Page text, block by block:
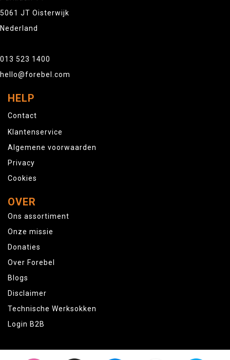
5061 JT Oisterwijk
Nederland
013 523 1400
hello@forebel.com
HELP
Contact
Klantenservice
Algemene voorwaarden
Privacy
Cookies
OVER
Ons assortiment
Onze missie
Donaties
Over Forebel
Blogs
Disclaimer
Technische Werksokken
Login B2B